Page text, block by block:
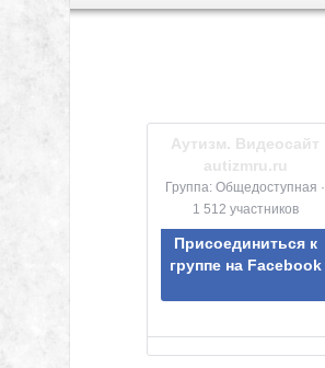
Аутизм. Видеосайт
autizmru.ru
Группа: Общедоступная ·
1 512 участников
Присоединиться к
группе на Facebook